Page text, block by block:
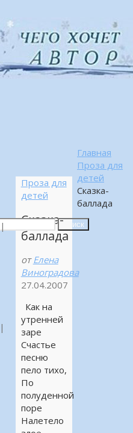
Поиск
Главная
Проза для
детей
Сказка-
баллада
Проза для
детей
Сказка-
баллада
от Елена
Виноградова
27.04.2007
Как на
утренней
заре
Счастье
песню
пело тихо,
По
полуденной
поре
Налетело
|
|